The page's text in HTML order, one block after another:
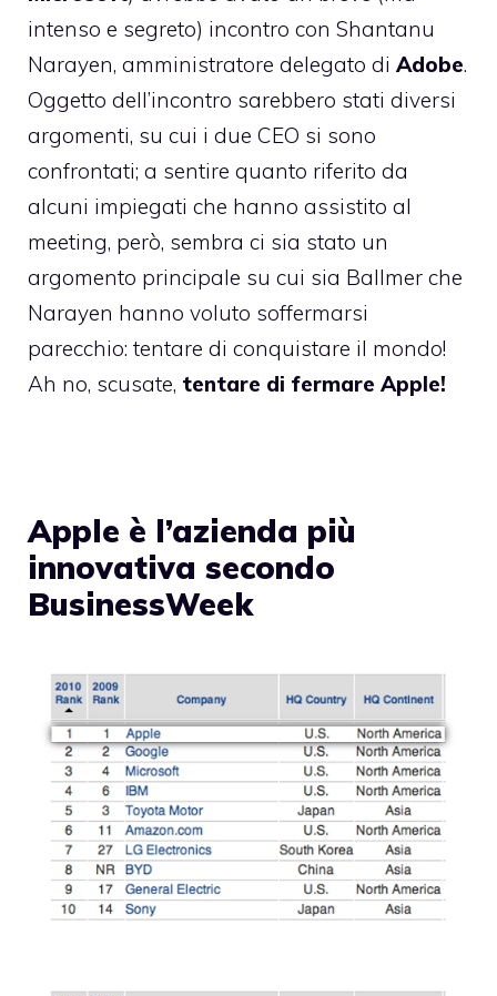
intenso e segreto) incontro con Shantanu
Narayen, amministratore delegato di Adobe.
Oggetto dell’incontro sarebbero stati diversi
argomenti, su cui i due CEO si sono
confrontati; a sentire quanto riferito da
alcuni impiegati che hanno assistito al
meeting, però, sembra ci sia stato un
argomento principale su cui sia Ballmer che
Narayen hanno voluto soffermarsi
parecchio: tentare di conquistare il mondo!
Ah no, scusate, tentare di fermare Apple!
Apple è l’azienda più
innovativa secondo
BusinessWeek